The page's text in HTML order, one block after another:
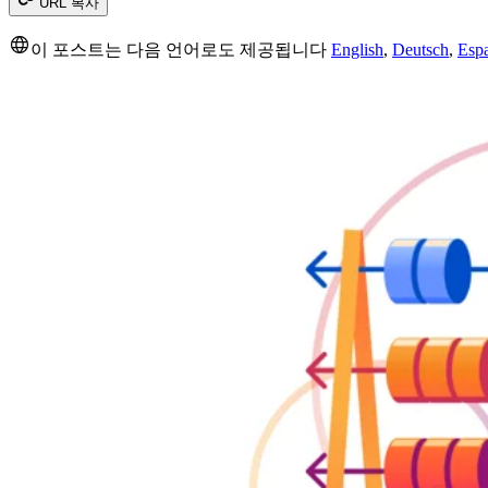
이 포스트는 다음 언어로도 제공됩니다 English, Deutsch,